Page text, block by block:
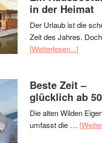
in der Heimat
Der Urlaub ist die
Zeit des Jahres.
[Weiterlesen...]
Beste Zeit –
glücklich ab 50
Die alten Wilden
umfasst die …